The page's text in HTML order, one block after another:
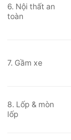
6. Nội thất an
toàn
7. Gầm xe
8. Lốp & mòn
lốp